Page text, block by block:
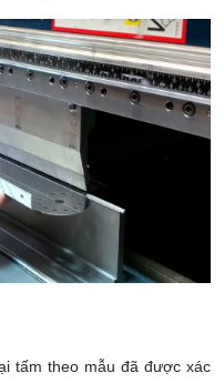
tấm theo mẫu đã được xác